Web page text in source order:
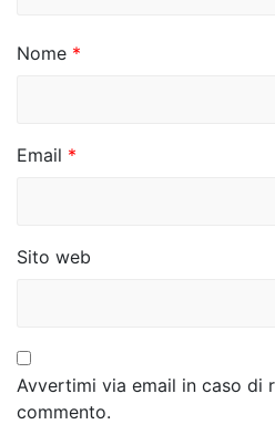
i
o
Nome *
Email *
Sito web
Avvertimi via email in caso di
commento.